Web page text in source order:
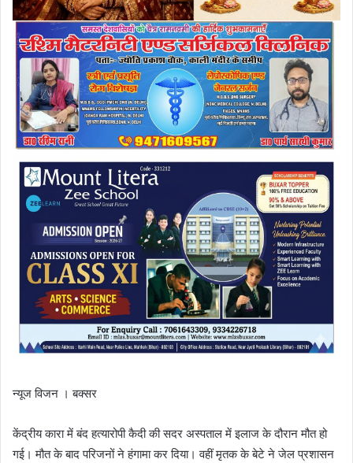
न्यूज विजन । बक्सर
केंद्रीय कारा में बंद हत्यारोपी कैदी की सदर अस्पताल में इलाज के दौरान मौत हो
गई। मौत के बाद परिजनों ने हंगामा कर दिया। वहीं मृतक के बेटे ने जेल प्रशासन